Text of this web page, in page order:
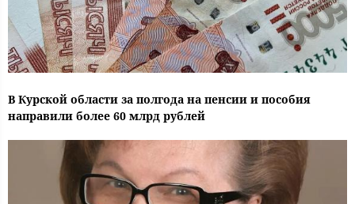
В Курской области за полгода на пенсии и пособия
направили более 60 млрд рублей